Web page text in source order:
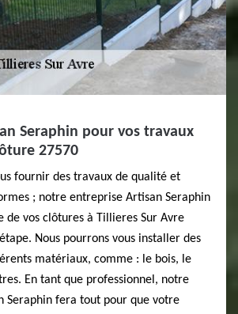
Seraphin pour vos travaux
27570
fournir des travaux de qualité et
; notre entreprise Artisan Seraphin
de vos clôtures à Tillieres Sur Avre
Nous pourrons vous installer des
matériaux, comme : le bois, le
En tant que professionnel, notre
Seraphin fera tout pour que votre